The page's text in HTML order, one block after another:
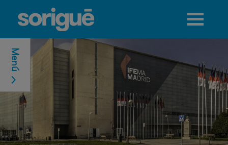
Jump to navigation
Menú